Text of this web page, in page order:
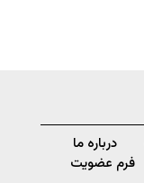
درباره ما
فرم عضویت